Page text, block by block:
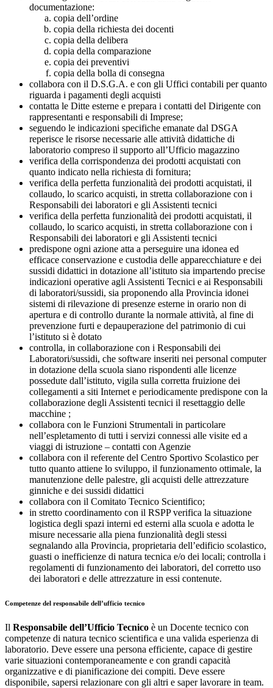
documentazione:
copia dell’ordine
copia della richiesta dei docenti
copia della delibera
copia della comparazione
copia dei preventivi
copia della bolla di consegna
collabora con il D.S.G.A. e con gli Uffici contabili per quanto
riguarda i pagamenti degli acquisti
contatta le Ditte esterne e prepara i contatti del Dirigente con
rappresentanti e responsabili di Imprese;
seguendo le indicazioni specifiche emanate dal DSGA
reperisce le risorse necessarie alle attività didattiche di
laboratorio compreso il supporto all’Ufficio magazzino
verifica della corrispondenza dei prodotti acquistati con
quanto indicato nella richiesta di fornitura;
verifica della perfetta funzionalità dei prodotti acquistati, il
collaudo, lo scarico acquisti, in stretta collaborazione con i
Responsabili dei laboratori e gli Assistenti tecnici
verifica della perfetta funzionalità dei prodotti acquistati, il
collaudo, lo scarico acquisti, in stretta collaborazione con i
Responsabili dei laboratori e gli Assistenti tecnici
predispone ogni azione atta a perseguire una idonea ed
efficace conservazione e custodia delle apparecchiature e dei
sussidi didattici in dotazione all’istituto sia impartendo precise
indicazioni operative agli Assistenti Tecnici e ai Responsabili
di laboratori/sussidi, sia proponendo alla Provincia idonei
sistemi di rilevazione di presenze esterne in orario non di
apertura e di controllo durante la normale attività, al fine di
prevenzione furti e depauperazione del patrimonio di cui
l’istituto si è dotato
controlla, in collaborazione con i Responsabili dei
Laboratori/sussidi, che software inseriti nei personal computer
in dotazione della scuola siano rispondenti alle licenze
possedute dall’istituto, vigila sulla corretta fruizione dei
collegamenti a siti Internet e periodicamente predispone con la
collaborazione degli Assistenti tecnici il resettaggio delle
macchine ;
collabora con le Funzioni Strumentali in particolare
nell’espletamento di tutti i servizi connessi alle visite ed a
viaggi di istruzione – contatti con Agenzie
collabora con il referente del Centro Sportivo Scolastico per
tutto quanto attiene lo sviluppo, il funzionamento ottimale, la
manutenzione delle palestre, gli acquisti delle attrezzature
ginniche e dei sussidi didattici
collabora con il Comitato Tecnico Scientifico;
in stretto coordinamento con il RSPP verifica la situazione
logistica degli spazi interni ed esterni alla scuola e adotta le
misure necessarie alla piena funzionalità degli stessi
segnalando alla Provincia, proprietaria dell’edificio scolastico,
guasti o inefficienze di natura tecnica e/o dei locali; controlla i
regolamenti di funzionamento dei laboratori, del corretto uso
dei laboratori e delle attrezzature in essi contenute.
Competenze del responsabile dell’ufficio tecnico
Il Responsabile dell’Ufficio Tecnico è un Docente tecnico con
competenze di natura tecnico scientifica e una valida esperienza di
laboratorio. Deve essere una persona efficiente, capace di gestire
varie situazioni contemporaneamente e con grandi capacità
organizzative e di pianificazione dei compiti. Deve essere
disponibile, sapersi relazionare con gli altri e saper lavorare in team.